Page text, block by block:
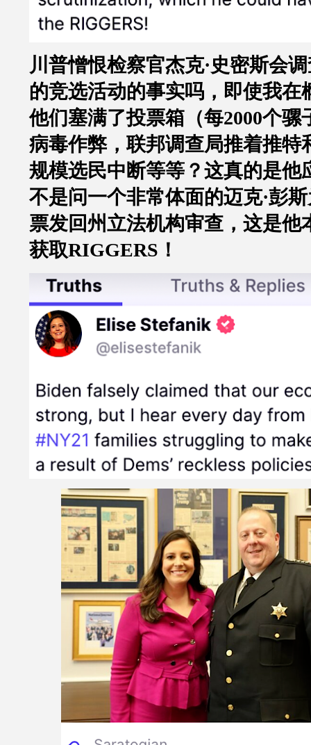
川普憎恨检察官杰克·史密斯会
的竞选活动的事实吗，即使我在
他们塞满了投票箱（每2000个骡
病毒作弊，联邦调查局推着推特
规模选民中断等等？这真的是他
不是问一个非常体面的迈克·彭
票发回州立法机构审查，这是他
获取RIGGERS ！